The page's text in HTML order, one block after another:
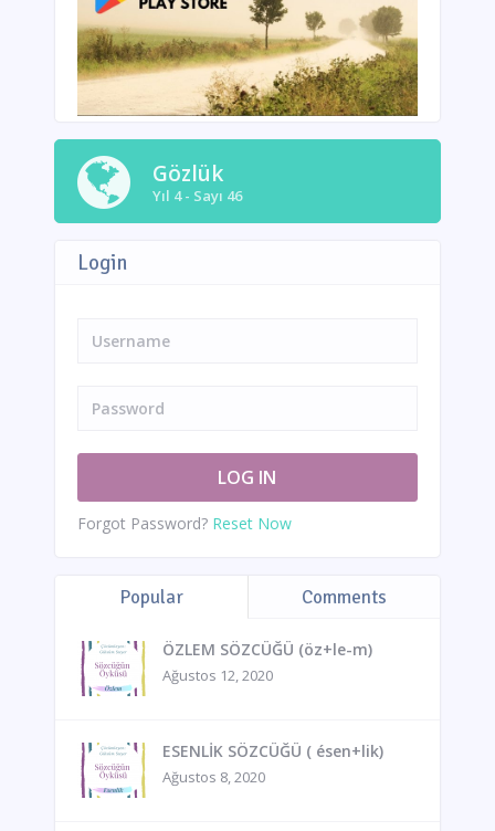
Gözlük
Yıl 4 - Sayı 46
Login
Forgot Password? Reset Now
Popular Comments
ÖZLEM SÖZCÜĞÜ (öz+le-m)
Ağustos 12, 2020
ESENLİK SÖZCÜĞÜ ( ésen+lik)
Ağustos 8, 2020